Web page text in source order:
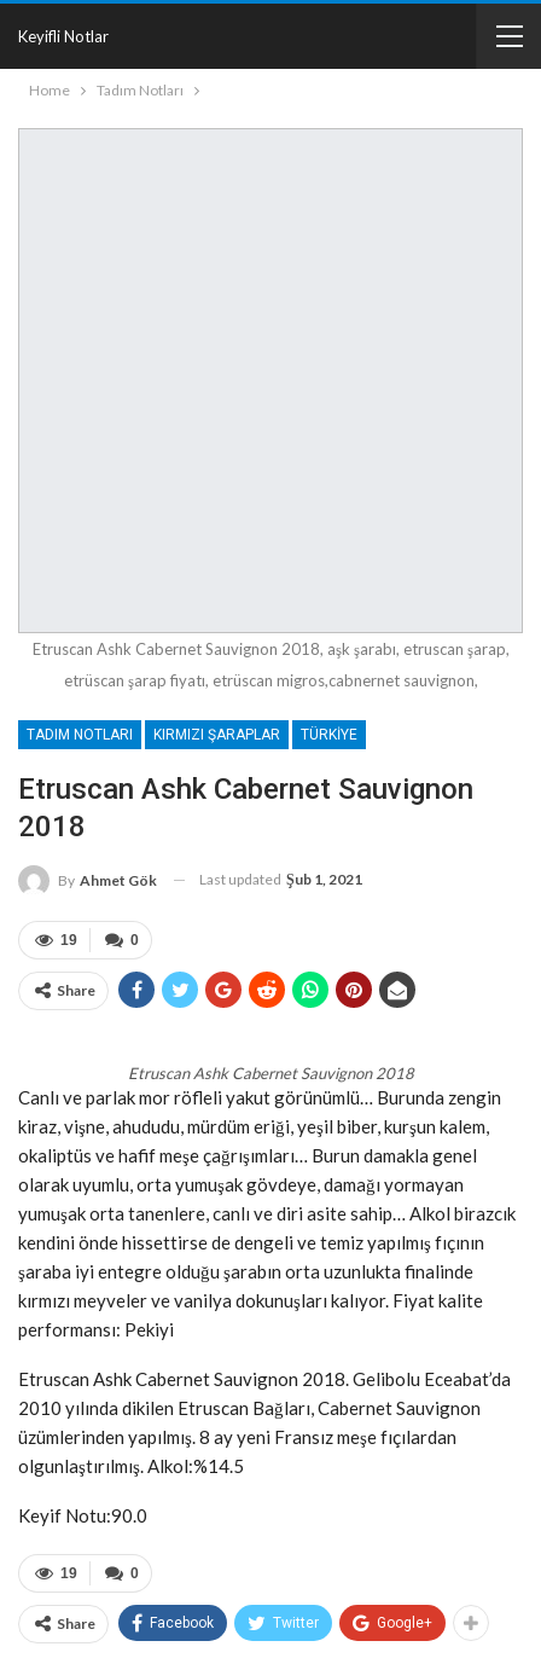
Keyifli Notlar
Home Tadım Notları
Etruscan Ashk Cabernet Sauvignon 2018, aşk şarabı, etruscan şarap,
etrüscan şarap fiyatı, etrüscan migros,cabnernet sauvignon,
TADIM NOTLARI KIRMIZI ŞARAPLAR TÜRKIYE
Etruscan Ashk Cabernet Sauvignon
2018
By Ahmet Gök Last updated Şub 1, 2021
0
19
Share
Etruscan Ashk Cabernet Sauvignon 2018
Canlı ve parlak mor röfleli yakut görünümlü… Burunda zengin
kiraz, vişne, ahududu, mürdüm eriği, yeşil biber, kurşun kalem,
okaliptüs ve hafif meşe çağrışımları… Burun damakla genel
olarak uyumlu, orta yumuşak gövdeye, damağı yormayan
yumuşak orta tanenlere, canlı ve diri asite sahip… Alkol birazcık
kendini önde hissettirse de dengeli ve temiz yapılmış fıçının
şaraba iyi entegre olduğu şarabın orta uzunlukta finalinde
kırmızı meyveler ve vanilya dokunuşları kalıyor. Fiyat kalite
performansı: Pekiyi
Etruscan Ashk Cabernet Sauvignon 2018. Gelibolu Eceabat’da
2010 yılında dikilen Etruscan Bağları, Cabernet Sauvignon
üzümlerinden yapılmış. 8 ay yeni Fransız meşe fıçılardan
olgunlaştırılmış. Alkol:%14.5
Keyif Notu:90.0
0
19
Share Facebook Twitter Google+